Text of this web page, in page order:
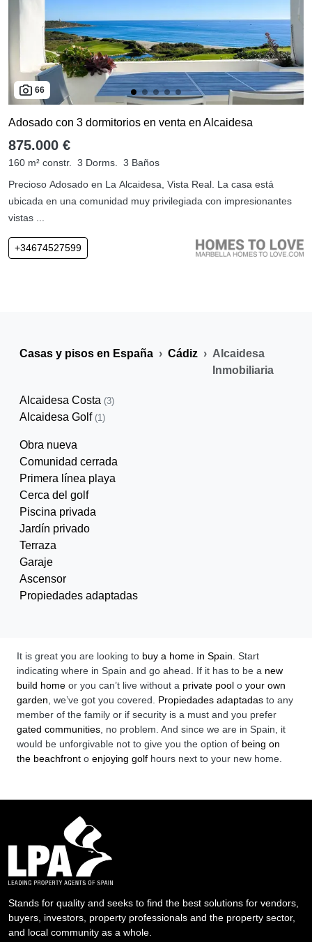
66
Adosado con 3 dormitorios en venta en Alcaidesa
875.000 €
160 m² constr. 3 Dorms.
3 Baños
Precioso Adosado en La Alcaidesa, Vista Real. La casa está
ubicada en una comunidad muy privilegiada con impresionantes
vistas ...
+34674527599
Casas y pisos en España Cádiz
Alcaidesa
Inmobiliaria
Alcaidesa Costa (3)
Alcaidesa Golf (1)
Obra nueva
Comunidad cerrada
Primera línea playa
Cerca del golf
Piscina privada
Jardín privado
Terraza
Garaje
Ascensor
Propiedades adaptadas
It is great you are looking to buy a home in Spain . Start
indicating where in Spain and go ahead. If it has to be a new
build home or you can’t live without a private pool o your own
garden , we’ve got you covered. Propiedades adaptadas to any
member of the family or if security is a must and you prefer
gated communities , no problem. And since we are in Spain, it
would be unforgivable not to give you the option of being on
the beachfront o enjoying golf hours next to your new home.
Stands for quality and seeks to find the best solutions for vendors,
buyers, investors, property professionals and the property sector,
and local community as a whole.